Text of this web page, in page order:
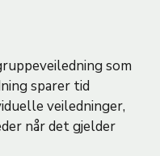
som
sparer tid
veiledninger,
når det gjelder